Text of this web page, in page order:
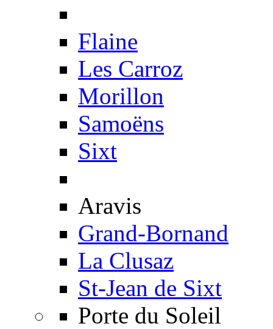
Flaine
Les Carroz
Morillon
Samoëns
Sixt
Aravis
Grand-Bornand
La Clusaz
St-Jean de Sixt
Porte du Soleil